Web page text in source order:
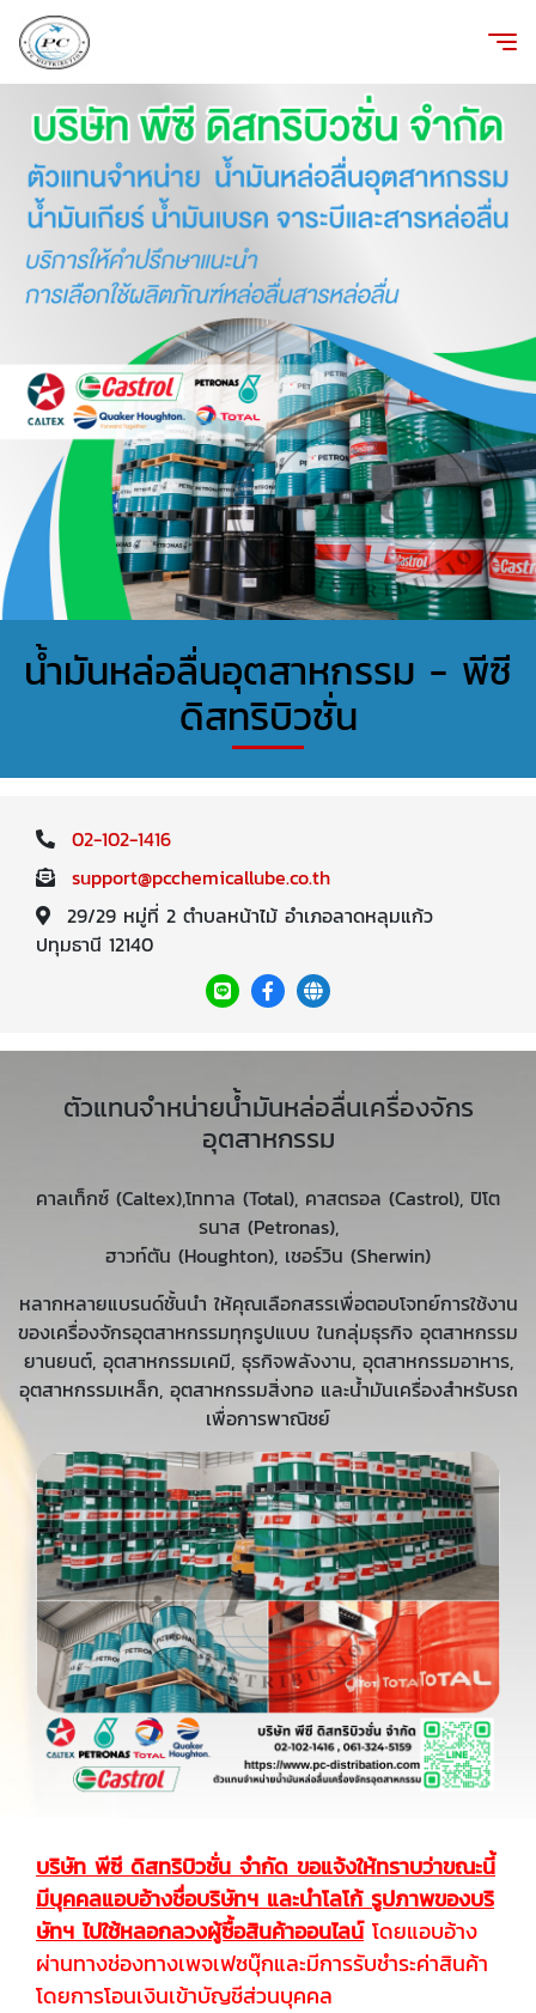
น้ำมันหล่อลื่นอุตสาหกรรม - พีซี
ดิสทริบิวชั่น
02-102-1416
support@pcchemicallube.co.th
29/29 หมู่ที่ 2 ตำบลหน้าไม้ อำเภอลาดหลุมแก้ว
ปทุมธานี 12140
ตัวแทนจำหน่ายน้ำมันหล่อลื่นเครื่องจักร
อุตสาหกรรม
คาลเท็กซ์ (Caltex),โททาล (Total), คาสตรอล (Castrol), ปิโต
รนาส (Petronas),
ฮาวท์ตัน (Houghton), เชอร์วิน (Sherwin)
หลากหลายแบรนด์ชั้นนำ ให้คุณเลือกสรรเพื่อตอบโจทย์การใช้งาน
ของเครื่องจักรอุตสาหกรรมทุกรูปแบบ ในกลุ่มธุรกิจ อุตสาหกรรม
ยานยนต์, อุตสาหกรรมเคมี, ธุรกิจพลังงาน, อุตสาหกรรมอาหาร,
อุตสาหกรรมเหล็ก, อุตสาหกรรมสิ่งทอ และน้ำมันเครื่องสำหรับรถ
เพื่อการพาณิชย์
บริษัท พีซี ดิสทริบิวชั่น จำกัด ขอแจ้งให้ทราบว่าขณะนี้
มีบุคคลแอบอ้างชื่อบริษัทฯ และนำโลโก้ รูปภาพของบริ
ษัทฯ ไปใช้หลอกลวงผู้ซื้อสินค้าออนไลน์ โดยแอบอ้าง
ผ่านทางช่องทางเพจเฟซบุ๊กและมีการรับชำระค่าสินค้า
โดยการโอนเงินเข้าบัญชีส่วนบุคคล